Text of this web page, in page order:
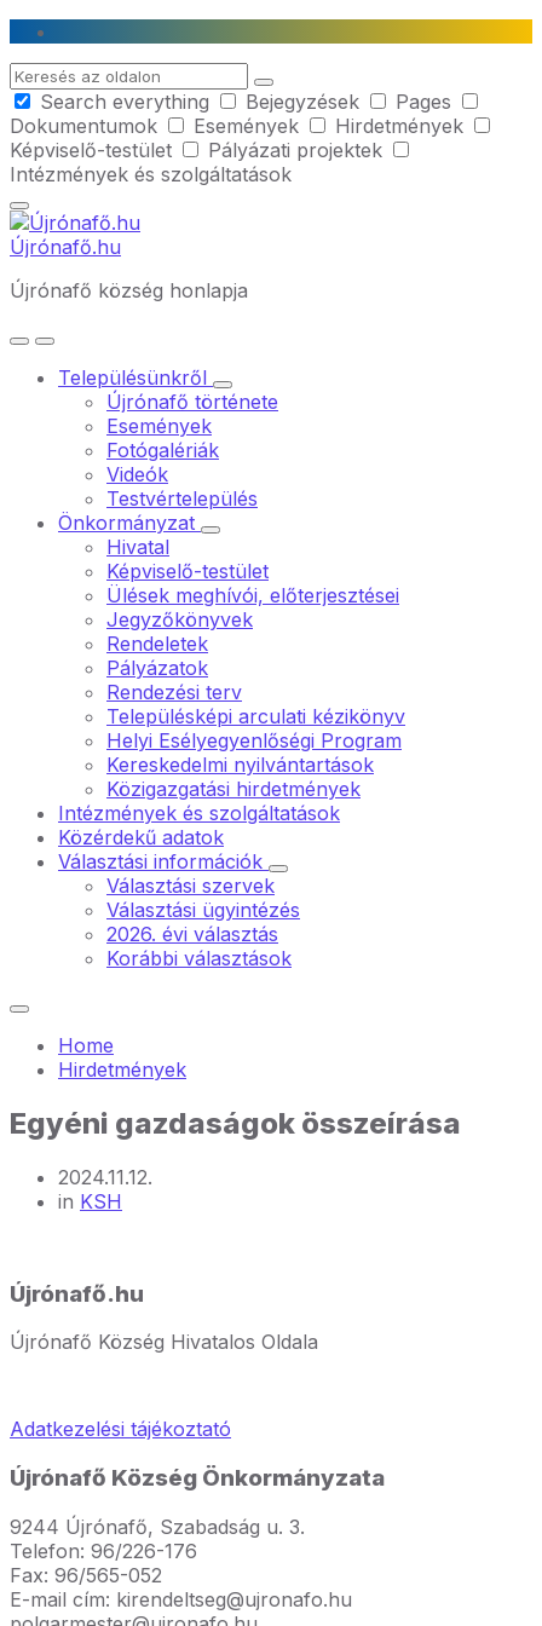
Skip
content
Skip
main
navigation
Skip
footer
Search
Search everything
Bejegyzések
Pages
Dokumentumok
Események
Hirdetmények
Képviselő-testület
Pályázati projektek
Intézmények és szolgáltatások
Újrónafő.hu
Újrónafő község honlapja
Településünkről
Újrónafő története
Események
Fotógalériák
Videók
Testvértelepülés
Önkormányzat
Hivatal
Képviselő-testület
Ülések meghívói, előterjesztései
Jegyzőkönyvek
Rendeletek
Pályázatok
Rendezési terv
Településképi arculati kézikönyv
Helyi Esélyegyenlőségi Program
Kereskedelmi nyilvántartások
Közigazgatási hirdetmények
Intézmények és szolgáltatások
Közérdekű adatok
Választási információk
Választási szervek
Választási ügyintézés
2026. évi választás
Korábbi választások
Home
Hirdetmények
Egyéni gazdaságok összeírása
2024.11.12.
in KSH
Újrónafő.hu
Újrónafő Község Hivatalos Oldala
Adatkezelési tájékoztató
Újrónafő Község Önkormányzata
9244 Újrónafő, Szabadság u. 3.
Telefon: 96/226-176
Fax: 96/565-052
E-mail cím: kirendeltseg@ujronafo.hu